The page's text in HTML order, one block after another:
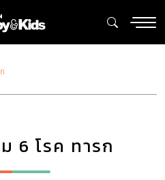
6 โรค ทารก